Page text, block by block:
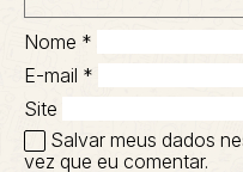
Nome *
E-mail *
Site
Salvar meus dados
vez que eu comentar.